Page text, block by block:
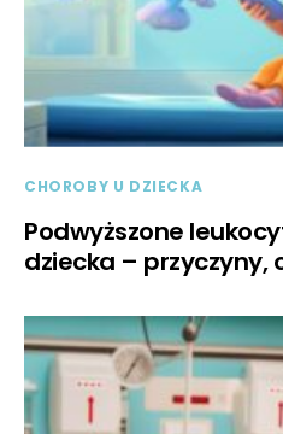
CHOROBY U DZIECKA
Podwyższone
dziecka – przyczyny,